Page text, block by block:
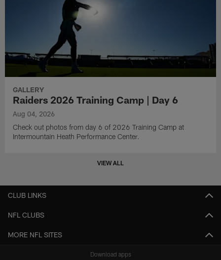
GALLERY
Raiders 2026 Training Camp | Day 6
Aug 04, 2026
Check out photos from day 6 of 2026 Training Camp at
Intermountain Heath Performance Center.
VIEW ALL
CLUB LINKS
NFL CLUBS
MORE NFL SITES
Download apps